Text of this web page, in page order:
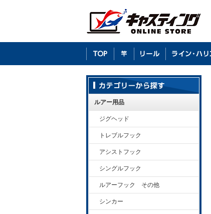
ルアー用品
ジグヘッド
トレブルフック
アシストフック
シングルフック
ルアーフック その他
シンカー